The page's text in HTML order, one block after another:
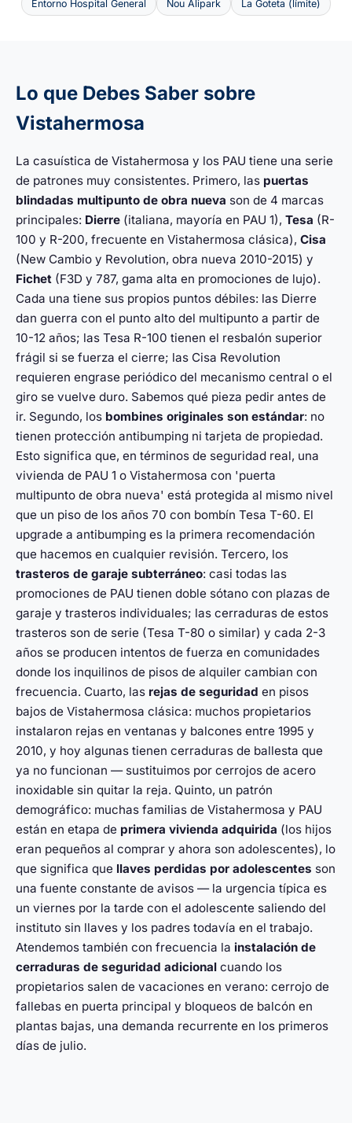
Entorno Hospital General Nou Alipark La Goteta (límite)
Lo que Debes Saber sobre
Vistahermosa
La casuística de Vistahermosa y los PAU tiene una serie
de patrones muy consistentes. Primero, las puertas
blindadas multipunto de obra nueva son de 4 marcas
principales: Dierre (italiana, mayoría en PAU 1), Tesa (R-
100 y R-200, frecuente en Vistahermosa clásica), Cisa
(New Cambio y Revolution, obra nueva 2010-2015) y
Fichet (F3D y 787, gama alta en promociones de lujo).
Cada una tiene sus propios puntos débiles: las Dierre
dan guerra con el punto alto del multipunto a partir de
10-12 años; las Tesa R-100 tienen el resbalón superior
frágil si se fuerza el cierre; las Cisa Revolution
requieren engrase periódico del mecanismo central o el
giro se vuelve duro. Sabemos qué pieza pedir antes de
ir. Segundo, los bombines originales son estándar: no
tienen protección antibumping ni tarjeta de propiedad.
Esto significa que, en términos de seguridad real, una
vivienda de PAU 1 o Vistahermosa con 'puerta
multipunto de obra nueva' está protegida al mismo nivel
que un piso de los años 70 con bombín Tesa T-60. El
upgrade a antibumping es la primera recomendación
que hacemos en cualquier revisión. Tercero, los
trasteros de garaje subterráneo: casi todas las
promociones de PAU tienen doble sótano con plazas de
garaje y trasteros individuales; las cerraduras de estos
trasteros son de serie (Tesa T-80 o similar) y cada 2-3
años se producen intentos de fuerza en comunidades
donde los inquilinos de pisos de alquiler cambian con
frecuencia. Cuarto, las rejas de seguridad en pisos
bajos de Vistahermosa clásica: muchos propietarios
instalaron rejas en ventanas y balcones entre 1995 y
2010, y hoy algunas tienen cerraduras de ballesta que
ya no funcionan — sustituimos por cerrojos de acero
inoxidable sin quitar la reja. Quinto, un patrón
demográfico: muchas familias de Vistahermosa y PAU
están en etapa de primera vivienda adquirida (los hijos
eran pequeños al comprar y ahora son adolescentes), lo
que significa que llaves perdidas por adolescentes son
una fuente constante de avisos — la urgencia típica es
un viernes por la tarde con el adolescente saliendo del
instituto sin llaves y los padres todavía en el trabajo.
Atendemos también con frecuencia la instalación de
cerraduras de seguridad adicional cuando los
propietarios salen de vacaciones en verano: cerrojo de
fallebas en puerta principal y bloqueos de balcón en
plantas bajas, una demanda recurrente en los primeros
días de julio.